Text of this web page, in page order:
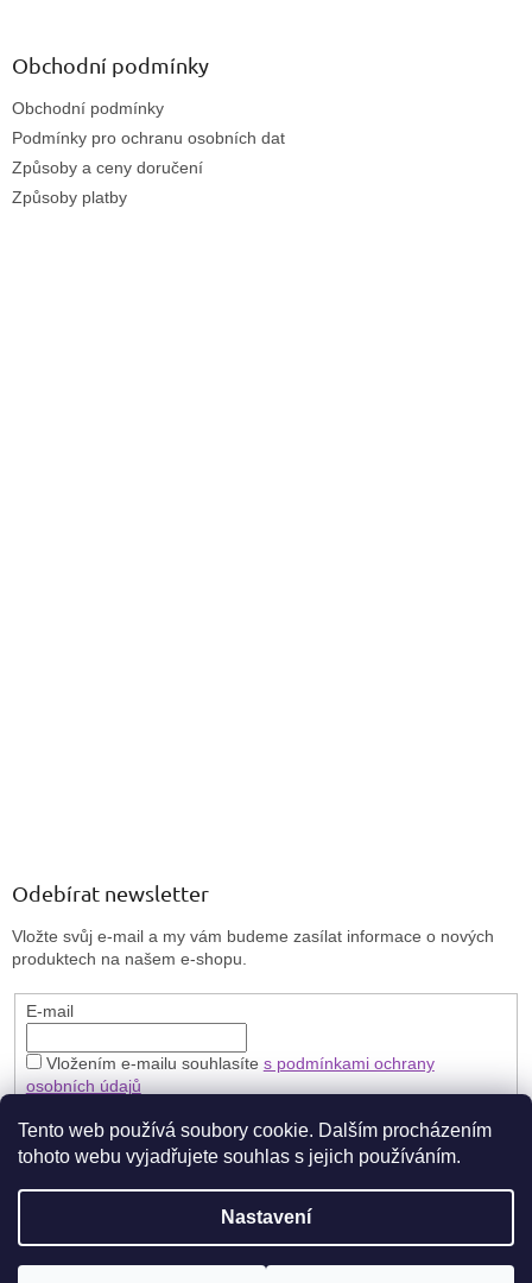
Tento web používá soubory cookie. Dalším procházením
tohoto webu vyjadřujete souhlas s jejich používáním.
Nastavení
Obchodní podmínky
Obchodní podmínky
Podmínky pro ochranu osobních dat
Způsoby a ceny doručení
Způsoby platby
Odebírat newsletter
Vložte svůj e-mail a my vám budeme zasílat informace o nových
produktech na našem e-shopu.
E-mail
Vložením e-mailu souhlasíte s podmínkami ochrany
osobních údajů
PŘIHLÁSIT SE
Vytvořil Shoptet